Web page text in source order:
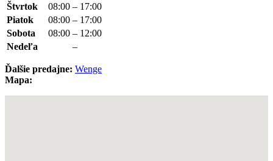
Štvrtok
08:00 – 17:00
Piatok
08:00 – 17:00
Sobota
08:00 – 12:00
Nedeľa
–
Ďalšie predajne: Wenge
Mapa: